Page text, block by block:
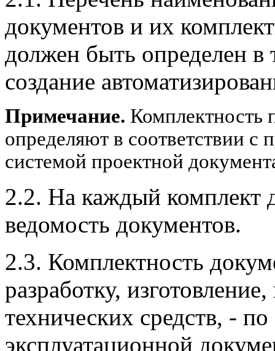
документов и их
должен быть определен в
создание
Примечание. Комплектность
определяют в соответствии
системой проектной
2.2. На каждый комплект
ведомость документов.
2.3. Комплектность
разработку,
технических средств, -
эксплуатационной